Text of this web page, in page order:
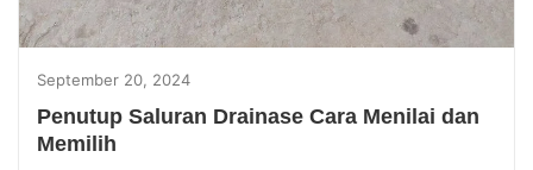
September 20, 2024
Penutup Saluran Drainase Cara Menilai dan
Memilih